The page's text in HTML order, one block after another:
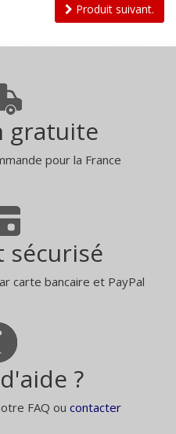
Produit suivant.
gratuite
pour la France
sécurisé
carte bancaire et PayPal
?
FAQ ou contacter